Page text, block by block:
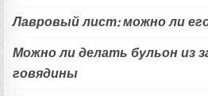
Лавровый лист: можно ли
Можно ли делать бульон из
говядины